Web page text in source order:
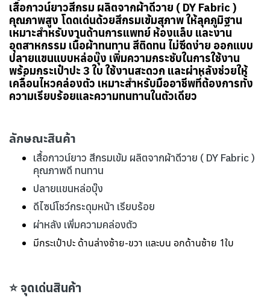
เสื้อกาวน์ยาวสีกรม ผลิตจากผ้าดีวาย ( DY Fabric )
คุณภาพสูง โดดเด่นด้วยสีกรมเข้มสุภาพ ให้ลุคภูมิฐาน
เหมาะสำหรับงานด้านการแพทย์ ห้องแล็บ และงาน
อุตสาหกรรม เนื้อผ้าทนทาน สีติดทน ไม่ซีดง่าย ออกแบบ
ปลายแขนแบบหล่อบุ๊ง เพิ่มความกระชับในการใช้งาน
พร้อมกระเป๋าปะ 3 ใบ ใช้งานสะดวก และผ่าหลังช่วยให้
เคลื่อนไหวคล่องตัว เหมาะสำหรับมืออาชีพที่ต้องการทั้ง
ความเรียบร้อยและความทนทานในตัวเดียว
ลักษณะสินค้า
เสื้อกาวน์ยาว สีกรมเข้ม ผลิตจากผ้าดีวาย ( DY Fabric )
คุณภาพดี ทนทาน
ปลายแขนหล่อบุ๊ง
ดีไซน์โชว์กระดุมหน้า เรียบร้อย
ผ่าหลัง เพิ่มความคล่องตัว
มีกระเป๋าปะ ด้านล่างซ้าย-ขวา และบน อกด้านซ้าย 1ใบ
⭐ จุดเด่นสินค้า